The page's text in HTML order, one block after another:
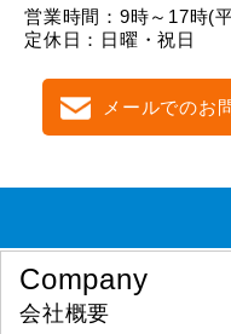
営業時間：9時～17時(
定休日：日曜・祝日
メールでのお
Company
会社概要